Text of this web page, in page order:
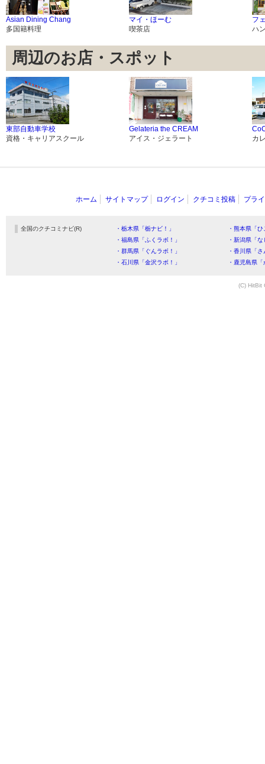
Asian Dining Chang
多国籍料理
マイ・ほーむ
喫茶店
フ
ハ
周辺のお店・スポット
東部自動車学校
資格・キャリアスクール
Gelateria the CREAM
アイス・ジェラート
カ
ホーム サイトマップ ログイン クチコミ投稿 プラ
全国のクチコミナビ(R) ・栃木県「栃ナビ！」
・熊本県「
・福島県「ふくラボ！」
・新潟県「
・群馬県「ぐんラボ！」
・香川県「
・石川県「金沢ラボ！」
・鹿児島県
(C) HitBit